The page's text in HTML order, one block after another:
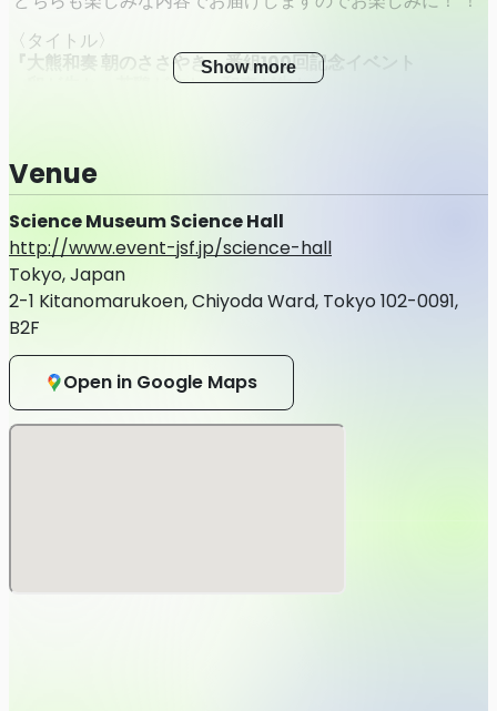
〈タイトル〉
『大熊和奏 朝のささやき』番組100回記念イベント
～卵が先か、若鶏が先か、和奏が先か～
〈1部 朝の和奏〉開場 12:45 / 開演 13:30
〈2部 夜の和奏〉開場 17:15 / 開演 18:00
〈出演〉
大熊和奏
〈会場〉
科学技術館 サイエンスホール
〒102-0091 東京都千代田区北の丸公園2-1
会場アクセスはこちら
■チケット情報
番組100回記念イベント限定 オリジナルＴシャツ
Show more
Venue
Science Museum Science Hall
http://www.event-jsf.jp/science-hall
Tokyo, Japan
2-1 Kitanomarukoen, Chiyoda Ward, Tokyo 102-0091,
B2F
Open in Google Maps